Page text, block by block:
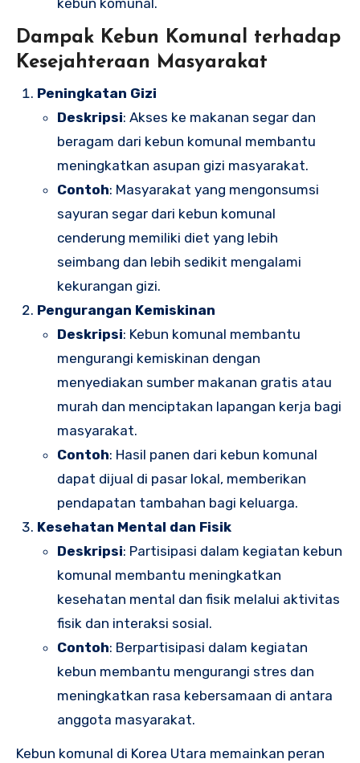
kebun komunal.
Dampak Kebun Komunal terhadap
Kesejahteraan Masyarakat
Peningkatan Gizi
Deskripsi: Akses ke makanan segar dan
beragam dari kebun komunal membantu
meningkatkan asupan gizi masyarakat.
Contoh: Masyarakat yang mengonsumsi
sayuran segar dari kebun komunal
cenderung memiliki diet yang lebih
seimbang dan lebih sedikit mengalami
kekurangan gizi.
Pengurangan Kemiskinan
Deskripsi: Kebun komunal membantu
mengurangi kemiskinan dengan
menyediakan sumber makanan gratis atau
murah dan menciptakan lapangan kerja bagi
masyarakat.
Contoh: Hasil panen dari kebun komunal
dapat dijual di pasar lokal, memberikan
pendapatan tambahan bagi keluarga.
Kesehatan Mental dan Fisik
Deskripsi: Partisipasi dalam kegiatan kebun
komunal membantu meningkatkan
kesehatan mental dan fisik melalui aktivitas
fisik dan interaksi sosial.
Contoh: Berpartisipasi dalam kegiatan
kebun membantu mengurangi stres dan
meningkatkan rasa kebersamaan di antara
anggota masyarakat.
Kebun komunal di Korea Utara memainkan peran